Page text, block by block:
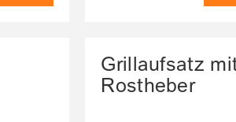
Grillaufsatz
Rostheber